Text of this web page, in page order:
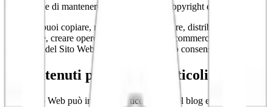
contenuto e di mantenere tutti gli avvisi di copyright e proprietà.
3.3. Non puoi copiare, riprodurre, ripubblicare, distribuire,
modificare, creare opere derivate o sfruttare commercialmente alcun
contenuto del Sito Web senza il nostro previo consenso scritto.
4. Contenuti pubblicati e articoli
4.1. Il Sito Web può includere articoli, post del blog e altri contenuti